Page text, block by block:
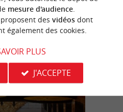
n
o
t
r
e
c
o
u
p
d
e
c
o
e
u
r
mesure d'audience.
des vidéosdont
également des cookies.
PLUS
J'ACCEPTE